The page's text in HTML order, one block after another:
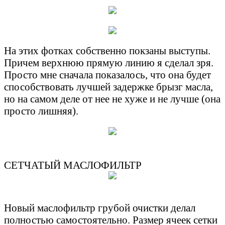
На этих фотках собственно покзаны выступы.
Причем верхнюю прямую линию я сделал зря.
Просто мне сначала показалось, что она будет
способствовать лучшей задержке брызг масла,
но на самом деле от нее не хуже и не лучше (она
просто лишняя).
СЕТЧАТЫЙ МАСЛОФИЛЬТР
Новый маслофильтр грубой очистки делал
полностью самостоятельно. Размер ячеек сетки